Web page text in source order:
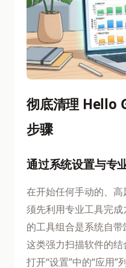
彻底清理 Hello
步骤
通过系统设置与专
在开始任何手动的、
须先利用专业工具完
的工具组合是系统自带
这类强力扫描软件的
打开“设置”中的“应用